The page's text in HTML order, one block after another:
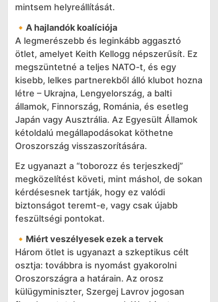
mintsem helyreállítását.
🔸 A hajlandók koalíciója
A legmerészebb és leginkább aggasztó
ötlet, amelyet Keith Kellogg népszerűsít. Ez
megszüntetné a teljes NATO-t, és egy
kisebb, lelkes partnerekből álló klubot hozna
létre – Ukrajna, Lengyelország, a balti
államok, Finnország, Románia, és esetleg
Japán vagy Ausztrália. Az Egyesült Államok
kétoldalú megállapodásokat köthetne
Oroszország visszaszorítására.
Ez ugyanazt a “toborozz és terjeszkedj”
megközelítést követi, mint máshol, de sokan
kérdésesnek tartják, hogy ez valódi
biztonságot teremt-e, vagy csak újabb
feszültségi pontokat.
🔸 Miért veszélyesek ezek a tervek
Három ötlet is ugyanazt a szkeptikus célt
osztja: továbbra is nyomást gyakorolni
Oroszországra a határain. Az orosz
külügyminiszter, Szergej Lavrov jogosan